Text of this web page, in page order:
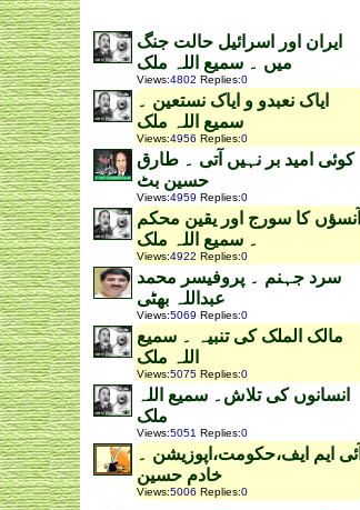
ایران اور اسرائیل حالت جنگ
میں ۔ سمیع اللہ ملک
Views:4802 Replies:0
ایاک نعبدو و ایاک نستعین ۔
سمیع اللہ ملک
Views:4956 Replies:0
کوئی امید بر نہیں آتی ۔ طارق
حسین بٹ
Views:4959 Replies:0
آنسؤں کا سورج اور یقین محکم
۔ سمیع اللہ ملک
Views:4922 Replies:0
سرد جہنم ۔ پروفیسر محمد
عبداللہ بھٹی
Views:5069 Replies:0
مالک الملک کی تنبیہ ۔ سمیع
اللہ ملک
Views:5075 Replies:0
انسانوں کی تلاش۔ سمیع اللہ
ملک
Views:5051 Replies:0
آئی ایم ایف،حکومت،اپوزیشن ۔
خادم حسین
Views:5006 Replies:0